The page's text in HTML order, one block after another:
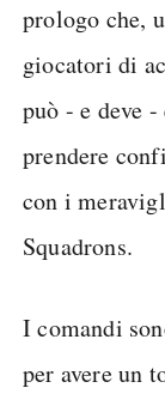
prologo che,
giocatori di
può - e deve
prendere
con i
Squadrons.
I comandi
per avere un